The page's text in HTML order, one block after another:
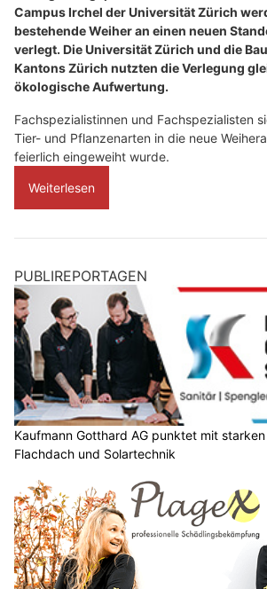
Campus Irchel der Universität Zürich
bestehende Weiher an einen neuen
verlegt. Die Universität Zürich und die
Kantons Zürich nutzten die Verlegung
ökologische Aufwertung.
Fachspezialistinnen und Fachspezialisten
Tier- und Pflanzenarten in die neue
feierlich eingeweiht wurde.
Weiterlesen
PUBLIREPORTAGEN
Kaufmann Gotthard AG punktet mit
Flachdach und Solartechnik